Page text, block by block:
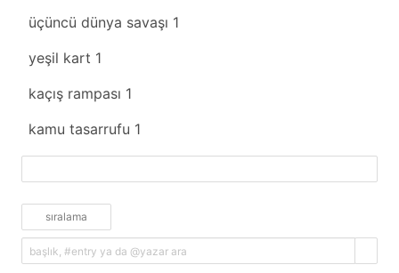
üçüncü dünya savaşı 1
yeşil kart 1
kaçış rampası 1
kamu tasarrufu 1
sıralama